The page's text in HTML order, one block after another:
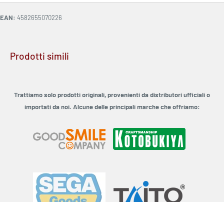
EAN: 4582655070226
Prodotti simili
Trattiamo solo prodotti originali, provenienti da distributori ufficiali o
importati da noi. Alcune delle principali marche che offriamo: